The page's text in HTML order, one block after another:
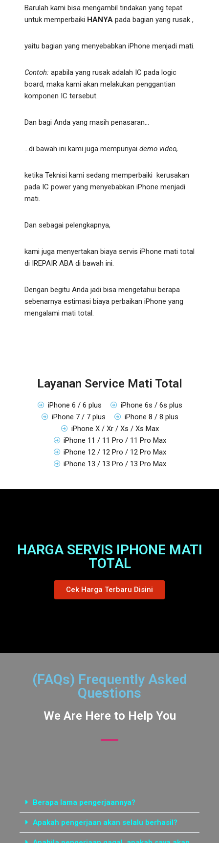
Barulah kami bisa mengambil tindakan yang tepat
untuk memperbaiki HANYA pada bagian yang rusak ,
yaitu bagian yang menyebabkan iPhone menjadi mati.
Contoh: apabila yang rusak adalah IC pada logic
board, maka kami akan melakukan penggantian
komponen IC tersebut.
Dan bagi Anda yang masih penasaran…
…di bawah ini kami juga mempunyai demo video,
ketika Teknisi kami sedang memperbaiki kerusakan
pada IC power yang menyebabkan iPhone menjadi
mati.
Dan sebagai pelengkapnya,
kami juga menyertakan biaya servis iPhone mati total
di IREPAIR ABA di bawah ini.
Dengan begitu Anda jadi bisa mengetahui berapa
sebenarnya estimasi biaya perbaikan iPhone yang
mengalami mati total.
Layanan Service Mati Total
iPhone 6 / 6 plus
iPhone 6s / 6s plus
iPhone 7 / 7 plus
iPhone 8 / 8 plus
iPhone X / Xr / Xs / Xs Max
iPhone 11 / 11 Pro / 11 Pro Max
iPhone 12 / 12 Pro / 12 Pro Max
iPhone 13 / 13 Pro / 13 Pro Max
HARGA SERVIS IPHONE MATI
TOTAL
Cek Harga Terbaru Disini
(FAQs) Frequently Asked
Questions
We Are Here to Help You
Berapa lama pengerjaannya?
Apakah pengerjaan akan selalu berhasil?